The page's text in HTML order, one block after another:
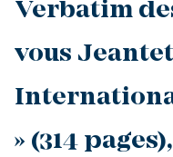
Verbatim
vous
» (314